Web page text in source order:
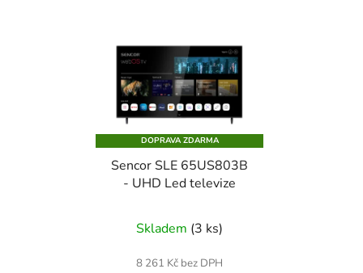
DOPRAVA ZDARMA
Sencor SLE 65US803B
- UHD Led televize
Skladem (3 ks)
8 261 Kč bez DPH